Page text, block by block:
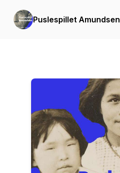
Puslespillet Amundsen